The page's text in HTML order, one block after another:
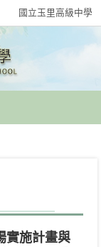
國立玉里高級中學
實施計畫與